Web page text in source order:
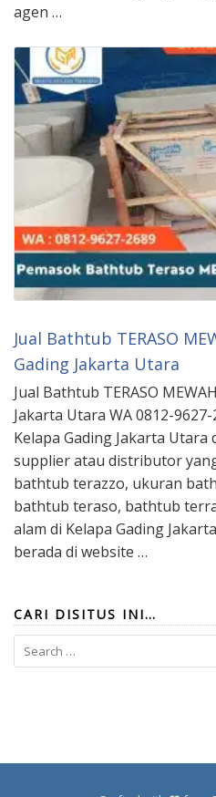
agen …
Jual Bathtub TERASO
Gading Jakarta Utara
Jual Bathtub TERASO
Jakarta Utara WA 0812-
Kelapa Gading Jakarta Utara
supplier atau distributor
bathtub terazzo, ukuran
bathtub teraso, bathtub
alam di Kelapa Gading
berada di website …
CARI DISITUS INI…
Search
for: